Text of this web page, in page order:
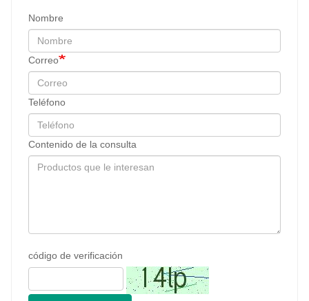
Nombre
Correo
Teléfono
Contenido de la consulta
código de verificación